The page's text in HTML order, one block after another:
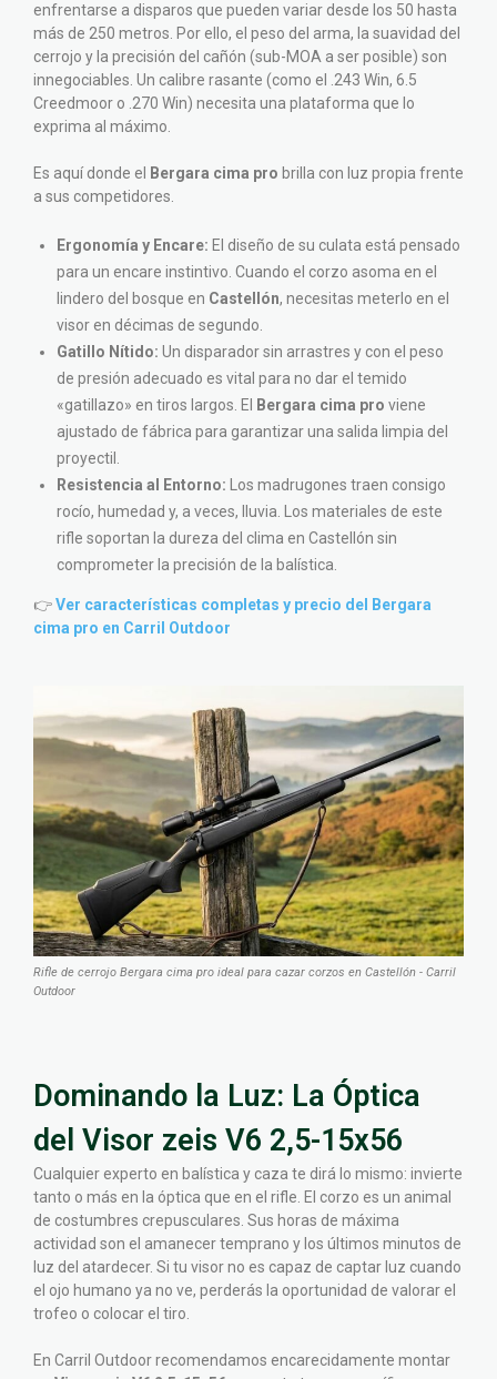
enfrentarse a disparos que pueden variar desde los 50 hasta
más de 250 metros. Por ello, el peso del arma, la suavidad del
cerrojo y la precisión del cañón (sub-MOA a ser posible) son
innegociables. Un calibre rasante (como el .243 Win, 6.5
Creedmoor o .270 Win) necesita una plataforma que lo
exprima al máximo.
Es aquí donde el Bergara cima pro brilla con luz propia frente
a sus competidores.
Ergonomía y Encare: El diseño de su culata está pensado
para un encare instintivo. Cuando el corzo asoma en el
lindero del bosque en Castellón, necesitas meterlo en el
visor en décimas de segundo.
Gatillo Nítido: Un disparador sin arrastres y con el peso
de presión adecuado es vital para no dar el temido
«gatillazo» en tiros largos. El
Bergara cima pro viene
ajustado de fábrica para garantizar una salida limpia del
proyectil.
Resistencia al Entorno: Los madrugones traen consigo
rocío, humedad y, a veces, lluvia. Los materiales de este
rifle soportan la dureza del clima en Castellón sin
comprometer la precisión de la balística.
👉Ver características completas y precio del Bergara
cima pro en Carril Outdoor
Rifle de cerrojo Bergara cima pro ideal para cazar corzos en Castellón - Carril
Outdoor
Dominando la Luz: La Óptica
del Visor zeis V6 2,5-15x56
Cualquier experto en balística y caza te dirá lo mismo: invierte
tanto o más en la óptica que en el rifle. El corzo es un animal
de costumbres crepusculares. Sus horas de máxima
actividad son el amanecer temprano y los últimos minutos de
luz del atardecer. Si tu visor no es capaz de captar luz cuando
el ojo humano ya no ve, perderás la oportunidad de valorar el
trofeo o colocar el tiro.
En Carril Outdoor recomendamos encarecidamente montar